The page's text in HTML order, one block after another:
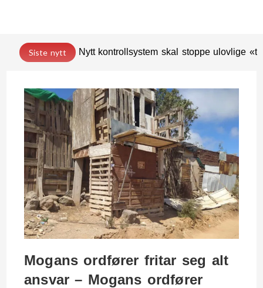
Siste nytt Nytt kontrollsystem skal stoppe ulovlige
Mogans ordfører fritar seg alt
ansvar – Mogans ordfører